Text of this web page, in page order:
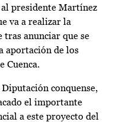
al presidente Martínez
va a realizar la
anunciar que se
aportación de los
Cuenca.
conquense,
el importante
a este proyecto del